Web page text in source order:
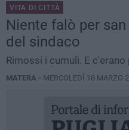
VITA DI CITTÀ
Niente falò per
del sindaco
Rimossi i cumuli. E
MATERA - MERCOLEDÌ 18 MARZO